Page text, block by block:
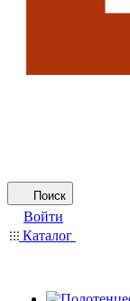
Поиск
Войти
Каталог